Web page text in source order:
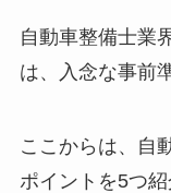
自動車整備士業
は、入念な事前
ここからは、自
ポイントを5つ紹